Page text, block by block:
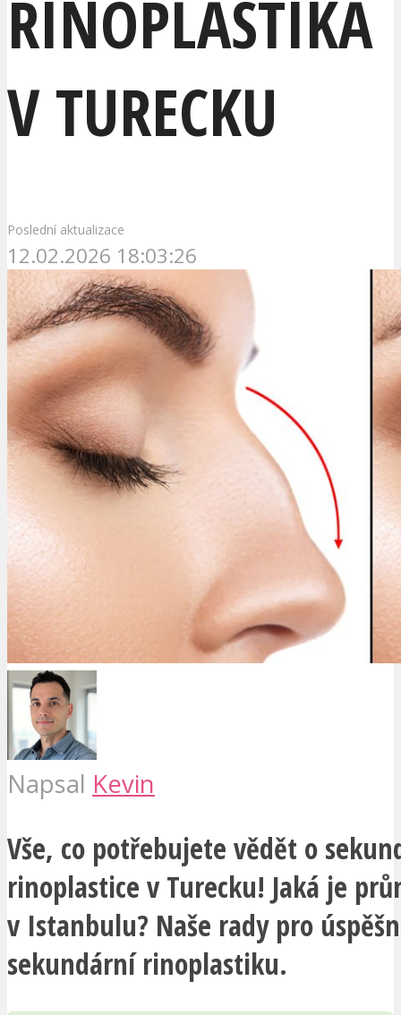
RINOPLASTIKA
V TURECKU
Poslední aktualizace
12.02.2026 18:03:26
Napsal Kevin
Vše, co potřebujete vědět o
rinoplastice v Turecku! Jaká je
v Istanbulu? Naše rady pro
sekundární rinoplastiku.